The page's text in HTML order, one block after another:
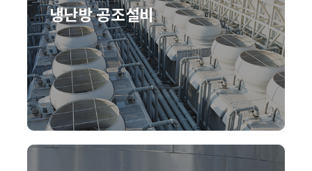
냉난방 공조설비